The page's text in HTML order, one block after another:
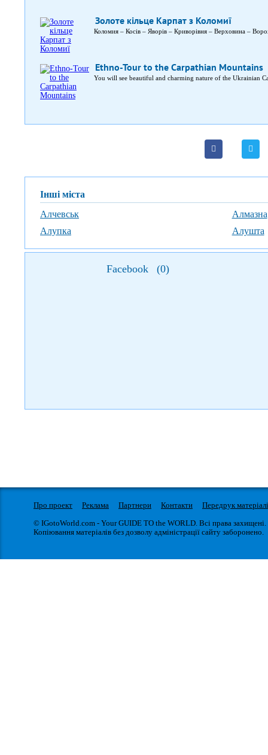
Золоте кільце Карпат з Коломиї
Коломия – Косів – Яворів – Криворівня – Верховина –
Ethno-Tour to the Carpathian Mountains
You will see beautiful and charming nature of the Ukrainian
Інші міста
Алчевськ
Алмазна
Алупка
Алушта
Facebook (0)
Про проект Реклама Партнери Контакти
Передрук
© IGotoWorld.com - Your GUIDE TO the WORLD. Всі права захищені.
Копіювання матеріалів без дозволу адміністрації сайту заборонено.